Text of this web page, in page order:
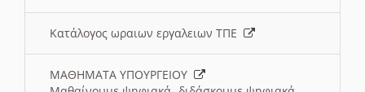
Κατάλογος ωραιων εργαλειων ΤΠΕ
ΜΑΘΗΜΑΤΑ ΥΠΟΥΡΓΕΙΟΥ